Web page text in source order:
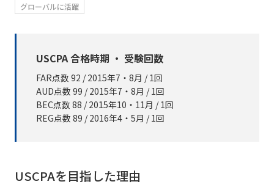
グローバルに活躍
USCPA 合格時期 ・ 受験回数
FAR点数 92 / 2015年7・8月 / 1回
AUD点数 99 / 2015年7・8月 / 1回
BEC点数 88 / 2015年10・11月 / 1回
REG点数 89 / 2016年4・5月 / 1回
USCPAを目指した理由